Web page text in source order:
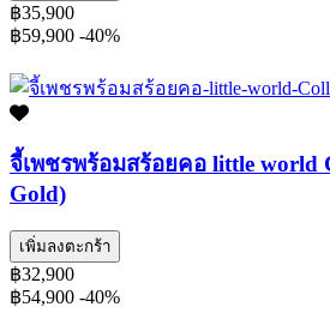
฿35,900
฿59,900 -40%
จี้เพชรพร้อมสร้อยคอ little world
Gold)
เพิ่มลงตะกร้า
฿32,900
฿54,900 -40%